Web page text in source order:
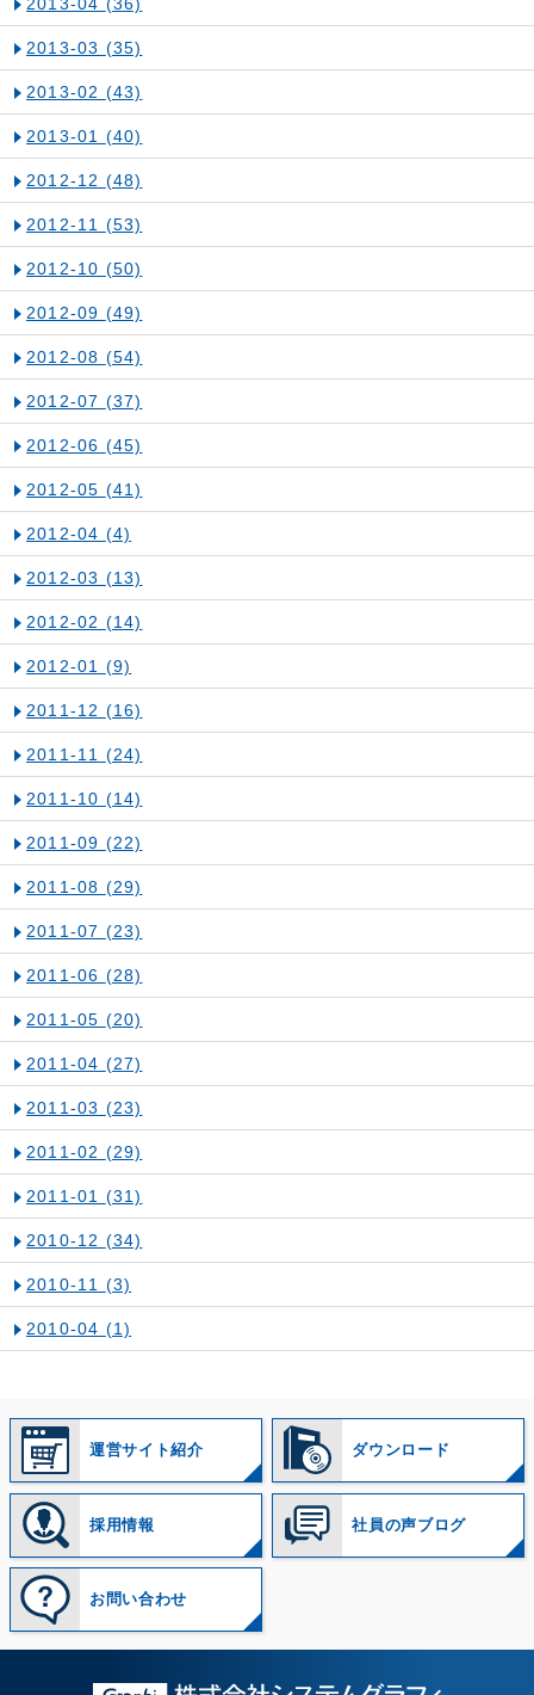
2013-03 (35)
2013-02 (43)
2013-01 (40)
2012-12 (48)
2012-11 (53)
2012-10 (50)
2012-09 (49)
2012-08 (54)
2012-07 (37)
2012-06 (45)
2012-05 (41)
2012-04 (4)
2012-03 (13)
2012-02 (14)
2012-01 (9)
2011-12 (16)
2011-11 (24)
2011-10 (14)
2011-09 (22)
2011-08 (29)
2011-07 (23)
2011-06 (28)
2011-05 (20)
2011-04 (27)
2011-03 (23)
2011-02 (29)
2011-01 (31)
2010-12 (34)
2010-11 (3)
2010-04 (1)
運営サイト紹介 ダウンロード
採用情報 社員の声ブログ
お問い合わせ